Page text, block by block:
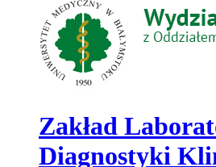
Zakład
Diagnostyki